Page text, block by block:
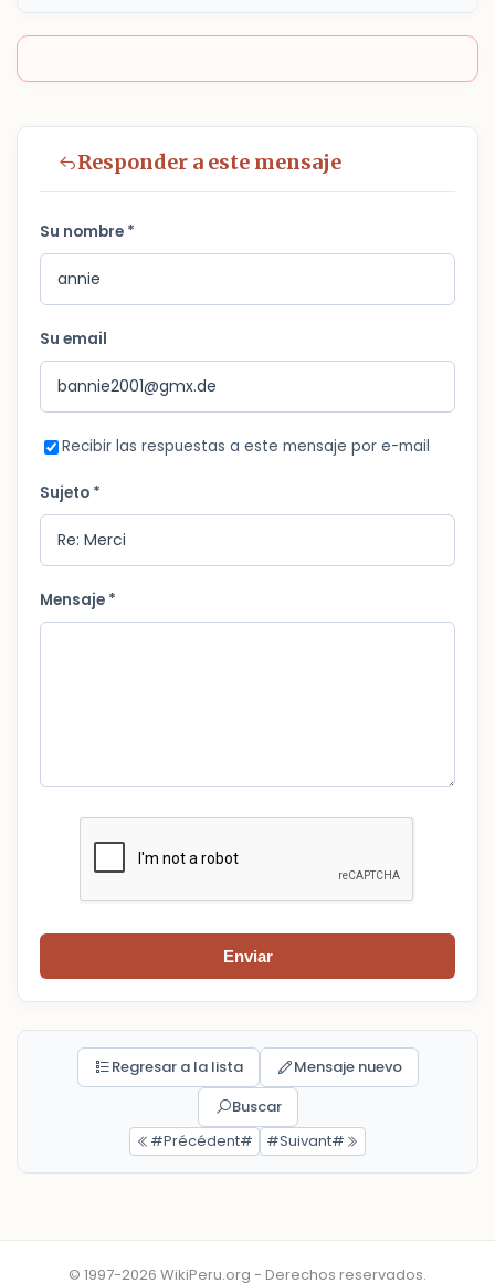
Responder a este mensaje
Su nombre *
Su email
Recibir las respuestas a este mensaje por e-mail
Sujeto *
Mensaje *
Enviar
Regresar a la lista
Mensaje nuevo
Buscar
#Précédent#
#Suivant#
© 1997-2026 WikiPeru.org - Derechos reservados.